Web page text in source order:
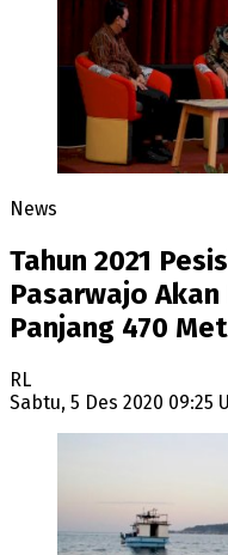
News
Tahun 2021
Pasarwajo
Panjang 470
RL
Sabtu, 5 Des 2020 09:25